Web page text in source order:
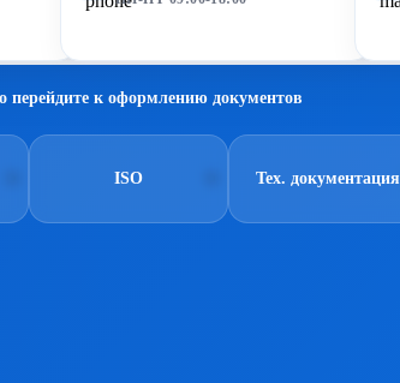
перейдите к оформлению документов
ISO Тех. документация